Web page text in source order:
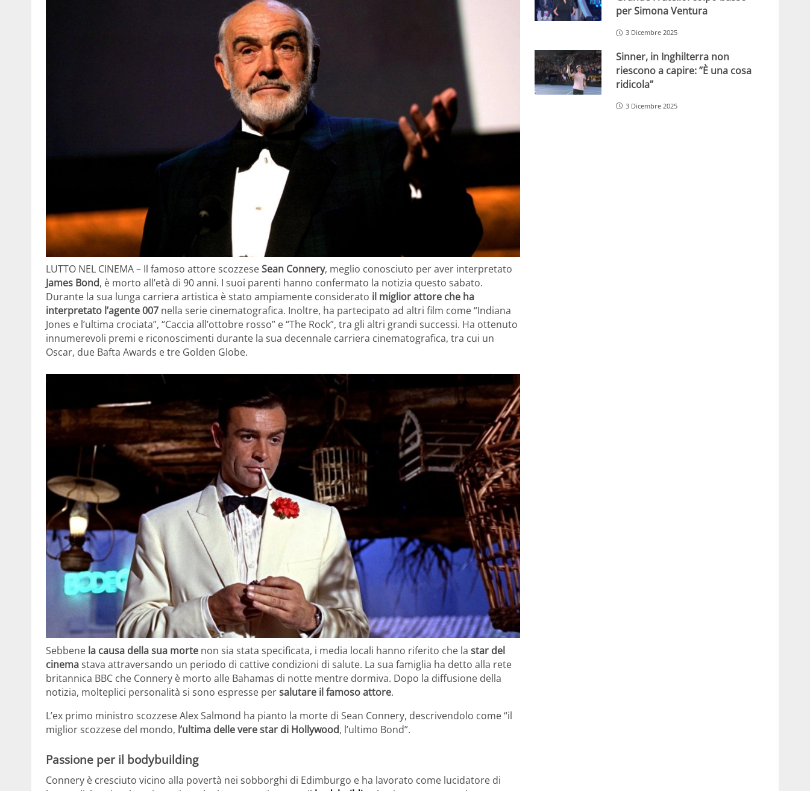
LUTTO NEL CINEMA – Il famoso attore scozzeseSean Connery, meglio conosciuto per aver interpretato
James Bond, è morto all’età di 90 anni. I suoi parenti hanno confermato la notizia questo sabato.
Durante la sua lunga carriera artistica è stato ampiamente considerato il miglior attore che ha
interpretato l’agente 007 nella serie cinematografica. Inoltre, ha partecipato ad altri film come “Indiana
Jones e l’ultima crociata”, “Caccia all’ottobre rosso” e “The Rock”, tra gli altri grandi successi. Ha ottenuto
innumerevoli premi e riconoscimenti durante la sua decennale carriera cinematografica, tra cui un
Oscar, due Bafta Awards e tre Golden Globe.
Sebbene la causa della sua morte non sia stata specificata, i media locali hanno riferito che la star del
cinemastava attraversando un periodo di cattive condizioni di salute. La sua famiglia ha detto alla rete
britannica BBC che Connery è morto alle Bahamas di notte mentre dormiva. Dopo la diffusione della
notizia, molteplici personalità si sono espresse persalutare il famoso attore.
L’ex primo ministro scozzese Alex Salmond ha pianto la morte di Sean Connery, descrivendolo come “il
miglior scozzese del mondo, l’ultima delle vere star di Hollywood, l’ultimo Bond”.
Passione per il bodybuilding
Connery è cresciuto vicino alla povertà nei sobborghi di Edimburgo e ha lavorato come lucidatore di
per Simona Ventura
3 Dicembre 2025
Sinner, in Inghilterra non
riescono a capire: ”È una cosa
ridicola”
3 Dicembre 2025